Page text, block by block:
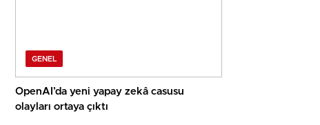
GENEL
OpenAI’da yeni yapay zekâ casusu
olayları ortaya çıktı